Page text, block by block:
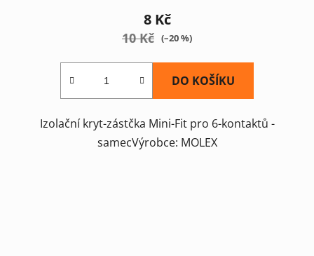
8 Kč
10 Kč (–20 %)
DO KOŠÍKU
Izolační kryt-zástčka Mini-Fit pro 6-kontaktů -
samecVýrobce: MOLEX